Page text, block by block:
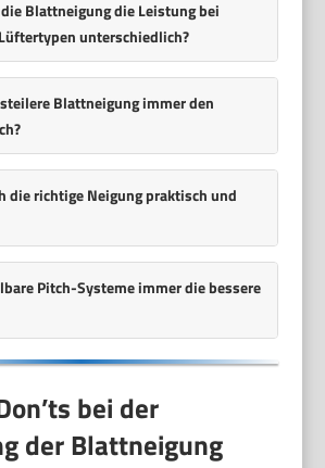
Blattneigung die Leistung bei
unterschiedlich?
Blattneigung immer den
die richtige Neigung praktisch und
Pitch-Systeme immer die bessere
bei der
der Blattneigung